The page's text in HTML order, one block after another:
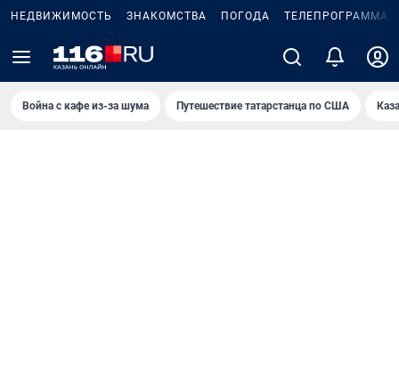
НЕДВИЖИМОСТЬ ЗНАКОМСТВА ПОГОДА ТЕЛЕПРОГРАММА
Война с кафе из-за шума Путешествие татарстанца по США